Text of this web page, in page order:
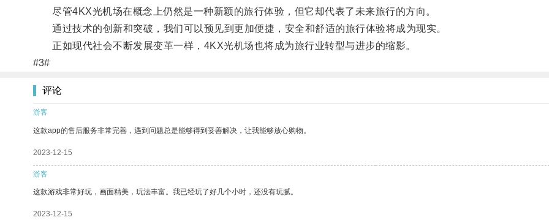
尽管4KX光机场在概念上仍然是一种新颖的旅行体验，但它却代表了未来旅行的方向。
通过技术的创新和突破，我们可以预见到更加便捷，安全和舒适的旅行体验将成为现实。
正如现代社会不断发展变革一样，4KX光机场也将成为旅行业转型与进步的缩影。
#3#
评论
游客
这款app的售后服务非常完善，遇到问题总是能够得到妥善解决，让我能够放心购物。
2023-12-15
游客
这款游戏非常好玩，画面精美，玩法丰富。我已经玩了好几个小时，还没有玩腻。
2023-12-15